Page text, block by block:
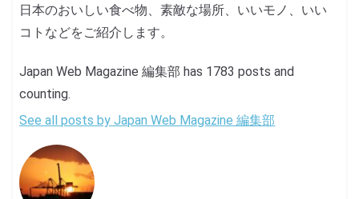
日本のおいしい食べ物、素敵な場所、いいモノ、いい
コトなどをご紹介します。
Japan Web Magazine 編集部 has 1783 posts and
counting.
See all posts by Japan Web Magazine 編集部